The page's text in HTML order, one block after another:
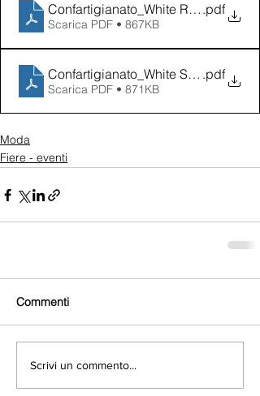
Confartigianato_White Resort Giugno
.pdf
Scarica PDF • 867KB
Confartigianato_White Settembre
.pdf
Scarica PDF • 871KB
Moda
Fiere - eventi
Commenti
Scrivi un commento...